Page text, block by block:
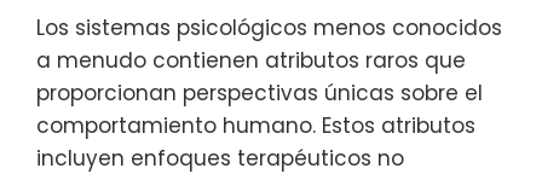
Los sistemas psicológicos menos conocidos
a menudo contienen atributos raros que
proporcionan perspectivas únicas sobre el
comportamiento humano. Estos atributos
incluyen enfoques terapéuticos no